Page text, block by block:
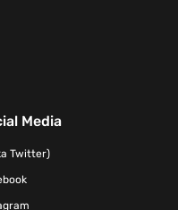
Media
Twitter)